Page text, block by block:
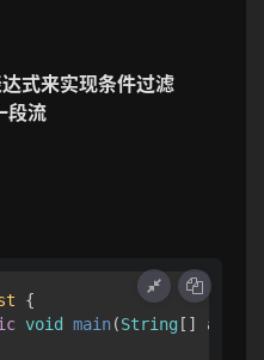
式来实现条件过滤
段流
{
void main(String [] args